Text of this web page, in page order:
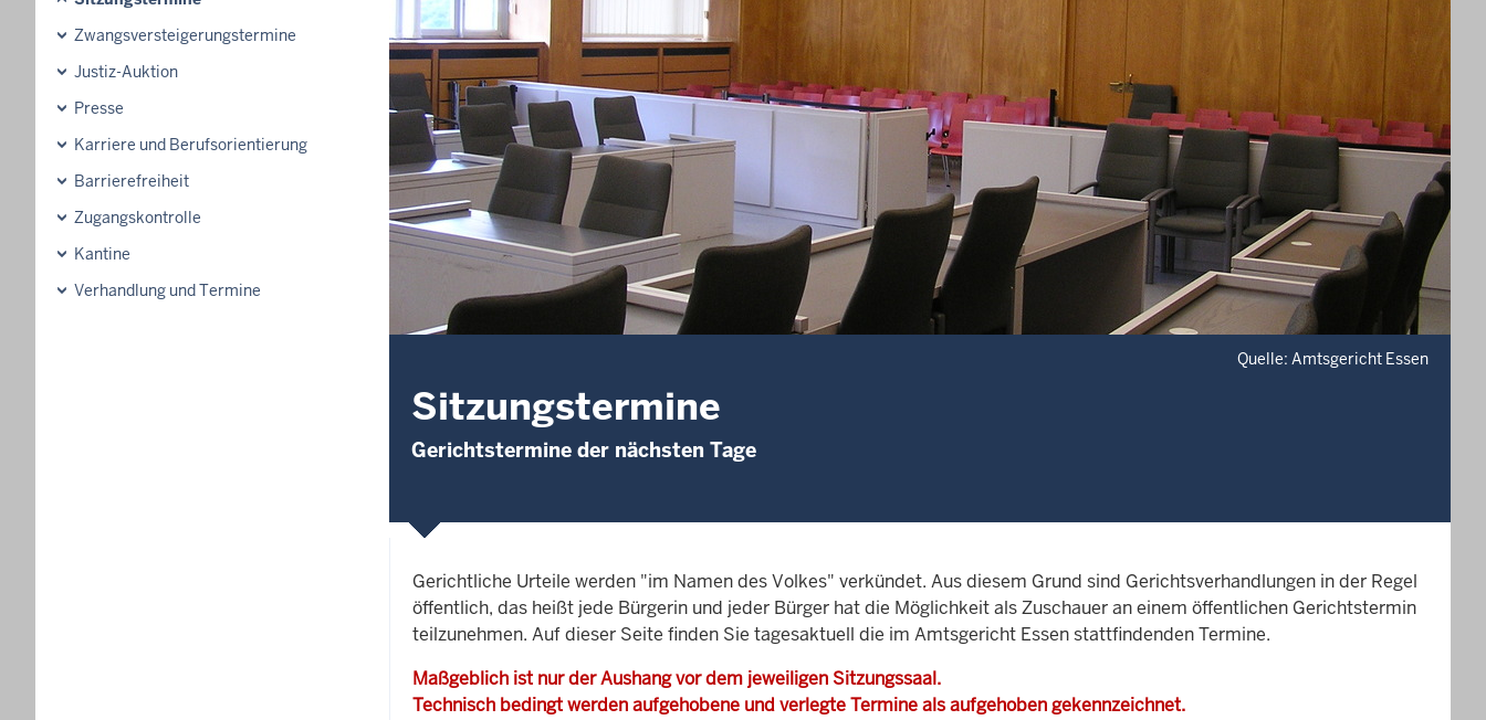
Zwangsversteigerungstermine
Justiz-Auktion
Presse
Karriere und Berufsorientierung
Barrierefreiheit
Zugangskontrolle
Kantine
Verhandlung und Termine
Quelle: Amtsgericht Essen
Sitzungstermine
Gerichtstermine der nächsten Tage
Gerichtliche Urteile werden "im Namen des Volkes" verkündet. Aus diesem Grund sind Gerichtsverhandlungen in der Regel
öffentlich, das heißt jede Bürgerin und jeder Bürger hat die Möglichkeit als Zuschauer an einem öffentlichen Gerichtstermin
teilzunehmen. Auf dieser Seite finden Sie tagesaktuell die im Amtsgericht Essen stattfindenden Termine.
Maßgeblich ist nur der Aushang vor dem jeweiligen Sitzungssaal.
Technisch bedingt werden aufgehobene und verlegte Termine als aufgehoben gekennzeichnet.